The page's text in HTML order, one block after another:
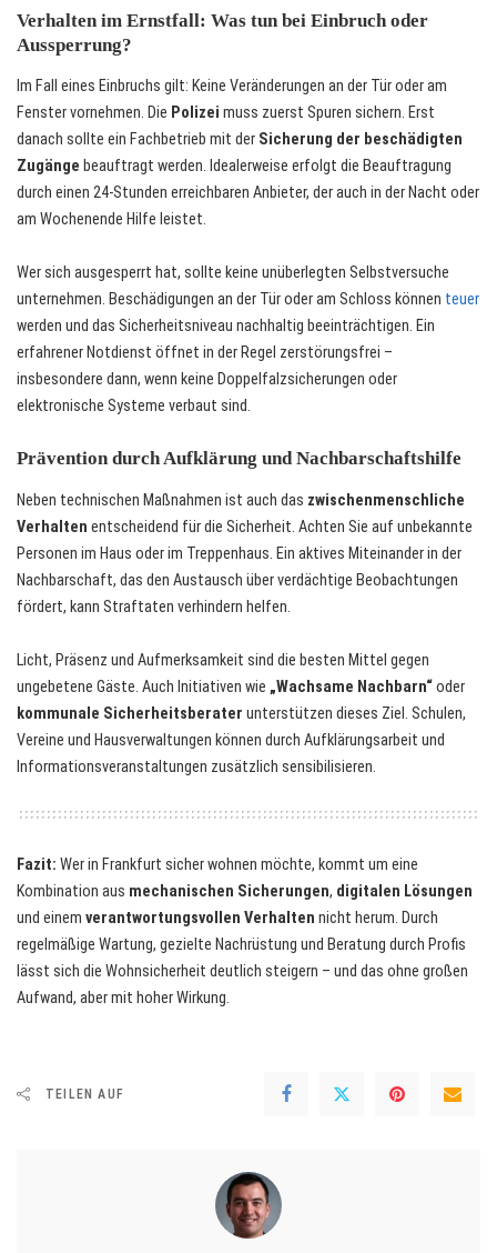
Verhalten im Ernstfall: Was tun bei Einbruch oder
Aussperrung?
Im Fall eines Einbruchs gilt: Keine Veränderungen an der Tür oder am
Fenster vornehmen. Die Polizei muss zuerst Spuren sichern. Erst
danach sollte ein Fachbetrieb mit der Sicherung der beschädigten
Zugänge beauftragt werden. Idealerweise erfolgt die Beauftragung
durch einen 24-Stunden erreichbaren Anbieter, der auch in der Nacht oder
am Wochenende Hilfe leistet.
Wer sich ausgesperrt hat, sollte keine unüberlegten Selbstversuche
unternehmen. Beschädigungen an der Tür oder am Schloss können teuer
werden und das Sicherheitsniveau nachhaltig beeinträchtigen. Ein
erfahrener Notdienst öffnet in der Regel zerstörungsfrei –
insbesondere dann, wenn keine Doppelfalzsicherungen oder
elektronische Systeme verbaut sind.
Prävention durch Aufklärung und Nachbarschaftshilfe
Neben technischen Maßnahmen ist auch das zwischenmenschliche
Verhalten entscheidend für die Sicherheit. Achten Sie auf unbekannte
Personen im Haus oder im Treppenhaus. Ein aktives Miteinander in der
Nachbarschaft, das den Austausch über verdächtige Beobachtungen
fördert, kann Straftaten verhindern helfen.
Licht, Präsenz und Aufmerksamkeit sind die besten Mittel gegen
ungebetene Gäste. Auch Initiativen wie „Wachsame Nachbarn“oder
kommunale Sicherheitsberater unterstützen dieses Ziel. Schulen,
Vereine und Hausverwaltungen können durch Aufklärungsarbeit und
Informationsveranstaltungen zusätzlich sensibilisieren.
Fazit: Wer in Frankfurt sicher wohnen möchte, kommt um eine
Kombination aus mechanischen Sicherungen, digitalen Lösungen
und einem verantwortungsvollen Verhalten nicht herum. Durch
regelmäßige Wartung, gezielte Nachrüstung und Beratung durch Profis
lässt sich die Wohnsicherheit deutlich steigern – und das ohne großen
Aufwand, aber mit hoher Wirkung.
TEILEN AUF